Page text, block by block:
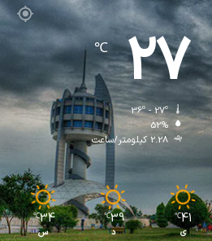
27
℃
36º - 27º
52%
2.28 کیلومتر/ساعت
41
℃
ی
39
℃
د
34
℃
س